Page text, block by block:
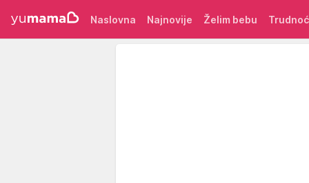
Naslovna Najnovije Želim bebu